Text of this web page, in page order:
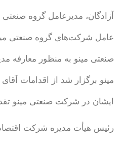
آزادگان، مدیرعامل گروه
عامل شرکت‌های گروه صنعتی
صنعتی مینو به منظور معارفه
مینو برگزار شد از اقدامات
ایشان در شرکت صنعتی مینو
رئیس هیأت مدیره شرکت